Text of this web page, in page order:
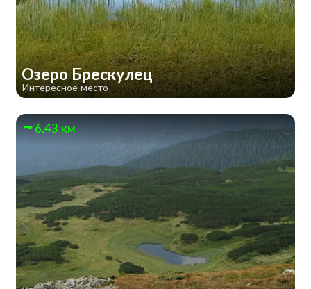
Озеро Брескулец
Интересное место
6.43 км